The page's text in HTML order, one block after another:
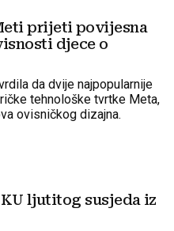
prijeti povijesna
djece o
da dvije najpopularnije
tehnološke tvrtke Meta,
ovisničkog dizajna.
ljutitog susjeda iz